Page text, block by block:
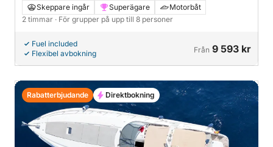
Skeppare ingår Superägare
Motorbåt
2 timmar · För grupper på upp till 8 personer
Fuel included
Flexibel avbokning
Från 9 593 kr
Rabatterbjudande Direktbokning